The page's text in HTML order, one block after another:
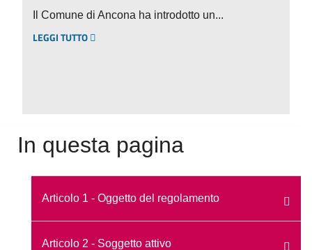
Il Comune di Ancona ha introdotto un...
LEGGI TUTTO
In questa pagina
Articolo 1 - Oggetto del regolamento
Articolo 2 - Soggetto attivo